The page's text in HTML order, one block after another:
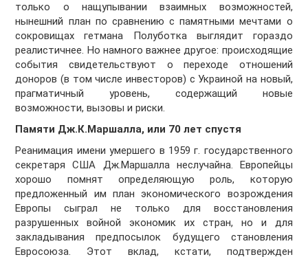
только о нащупывании взаимных возможностей,
нынешний план по сравнению с памятными мечтами о
сокровищах гетмана Полуботка выглядит гораздо
реалистичнее. Но намного важнее другое: происходящие
события свидетельствуют о переходе отношений
доноров (в том числе инвесторов) с Украиной на новый,
прагматичный уровень, содержащий новые
возможности, вызовы и риски.
Памяти Дж.К.Маршалла, или 70 лет спустя
Реанимация имени умершего в 1959 г. государственного
секретаря США Дж.Маршалла неслучайна. Европейцы
хорошо помнят определяющую роль, которую
предложенный им план экономического возрождения
Европы сыграл не только для восстановления
разрушенных войной экономик их стран, но и для
закладывания предпосылок будущего становления
Евросоюза. Этот вклад, кстати, подтвержден